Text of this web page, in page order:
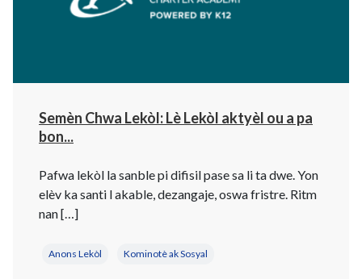
Semèn Chwa Lekòl: Lè Lekòl aktyèl ou a pa
bon...
Pafwa lekòl la sanble pi difisil pase sa li ta dwe. Yon
elèv ka santi l akable, dezangaje, oswa fristre. Ritm
nan […]
Anons Lekòl Kominotè ak Sosyal